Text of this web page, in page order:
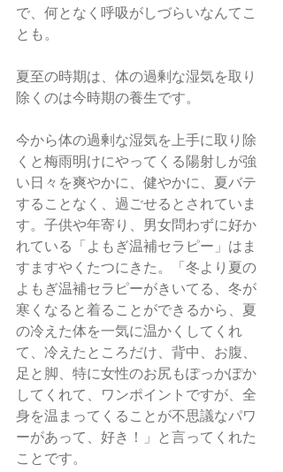
で、何となく呼吸がしづらいなんてこ
とも。
夏至の時期は、体の過剰な湿気を取り
除くのは今時期の養生です。
今から体の過剰な湿気を上手に取り除
くと梅雨明けにやってくる陽射しが強
い日々を爽やかに、健やかに、夏バテ
することなく、過ごせるとされていま
す。子供や年寄り、男女問わずに好か
れている「よもぎ温補セラピー」はま
すますやくたつにきた。「冬より夏の
よもぎ温補セラピーがきいてる、冬が
寒くなると着ることができるから、夏
の冷えた体を一気に温かくしてくれ
て、冷えたところだけ、背中、お腹、
足と脚、特に女性のお尻もぽっかぽか
してくれて、ワンポイントですが、全
身を温まってくることが不思議なパワ
ーがあって、好き！」と言ってくれた
ことです。